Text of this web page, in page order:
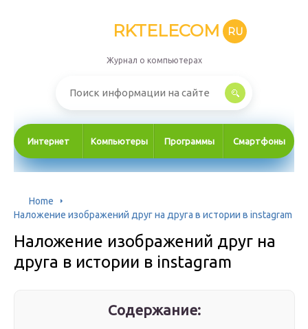
RKTELECOM RU
Журнал о компьютерах
Интернет Компьютеры Программы Смартфоны
Home
Наложение изображений друг на друга в истории в instagram
Наложение изображений друг на
друга в истории в instagram
Содержание: